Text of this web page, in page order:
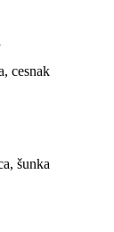
cesnak
šunka